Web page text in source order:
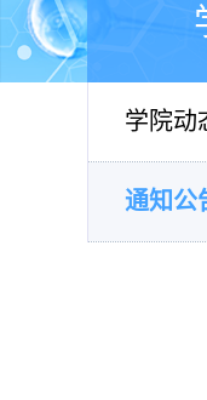
学院动
通知公